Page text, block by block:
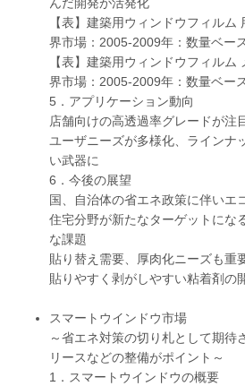
んだ開発が活発化
【表】建築用ウィンドウフィル
界市場：2005-2009年：数量ベース
【表】建築用ウィンドウフィル
界市場：2005-2009年：数量ベース
5．アプリケーション動向
店舗向けの高透過率グレードが注
ユーザニーズが多様化、ラインナ
い武器に
6．今後の展望
国、自治体の省エネ政策に伴いエ
住宅分野が新たなターゲットにな
な課題
貼り替え需要、厚肉化ニーズも重
貼りやすく剥がしやすい粘着剤の
スマートウインドウ市場
～省エネ対策の切り札として期待
リースなどの整備がポイント～
1．スマートウインドウの概要